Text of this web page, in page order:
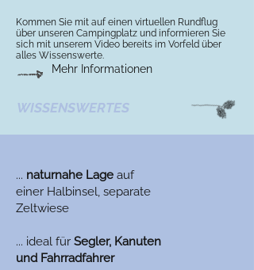
Kommen Sie mit auf einen virtuellen Rundflug
über unseren Campingplatz und informieren Sie
sich mit unserem Video bereits im Vorfeld über
alles Wissenswerte.
Mehr Informationen
WISSENSWERTES
... naturnahe Lage auf
einer Halbinsel, separate
Zeltwiese
... ideal für Segler, Kanuten
und Fahrradfahrer